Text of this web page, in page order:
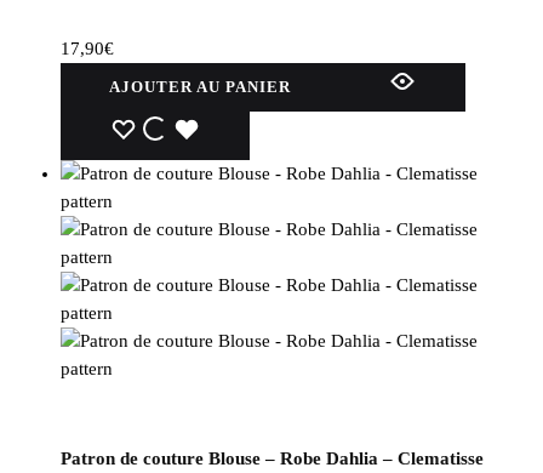
17,90€
AJOUTER AU PANIER
WISHLIST
WISHLIST
Patron de couture Blouse – Robe Dahlia – Clematisse